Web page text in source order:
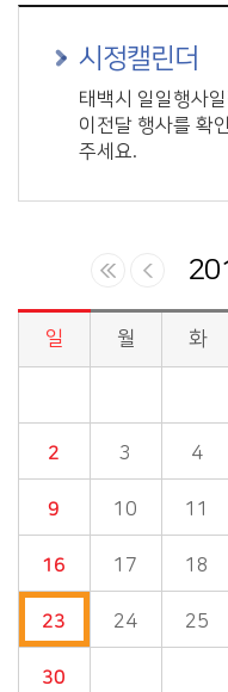
시정캘린더
태백시 일일행사
이전달 행사를 확
주세요.
시정소식>시정 캘린더 게시판의 (2018년 09월) 달력형태로 일정명, 일정내용을 제공합니다.
일 월 화
2 3 4
9 10 11
16 17 18
23 24 25
30